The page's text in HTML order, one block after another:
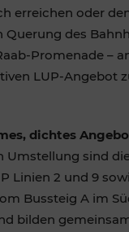
erreichen oder
Querung des
Promenade –
LUP-Angebot
dichtes
Umstellung sind
Linien 2 und 9
Bussteig A im
bilden